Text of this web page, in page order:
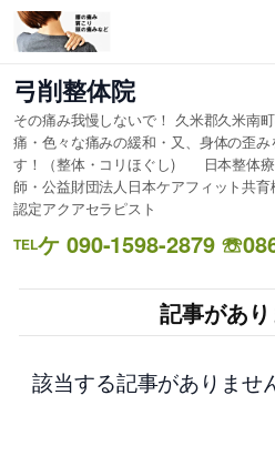
内
容
ス
キ
ッ
プ
弓削整体院
その痛み我慢しないで！ 久米郡久米南
痛・色々な痛みの緩和・又、身体の歪
す！（整体・コリほぐし) 日本整体療
師・公益財団法人日本ケアフィット共
認定アクアセラピスト
TELケ 090-1598-2879
記事があ
該当する記事がありませ